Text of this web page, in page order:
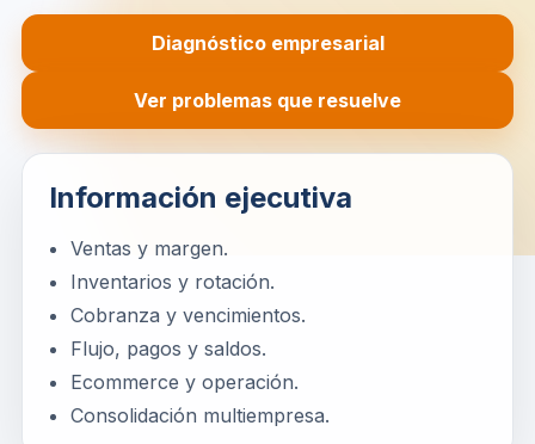
Diagnóstico empresarial
Ver problemas que resuelve
Información ejecutiva
Ventas y margen.
Inventarios y rotación.
Cobranza y vencimientos.
Flujo, pagos y saldos.
Ecommerce y operación.
Consolidación multiempresa.